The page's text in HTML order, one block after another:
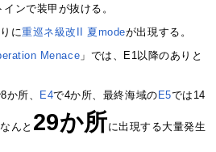
ンで装甲が抜ける。
に重巡ネ級改II 夏modeが出現する。
Menace 」では、E1以降のありと
か所、 E4で4か所、最終海域の E5では14
んと 29か所に出現する大量発生